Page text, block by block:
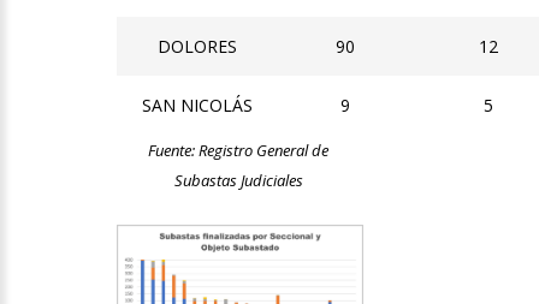
DOLORES 90 12
SAN NICOLÁS 9 5
Fuente: Registro General de
Subastas Judiciales